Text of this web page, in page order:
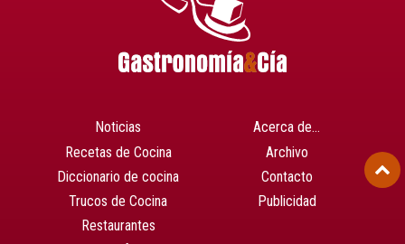
Noticias
Recetas de Cocina
Diccionario de cocina
Trucos de Cocina
Restaurantes
Acerca de…
Archivo
Contacto
Publicidad